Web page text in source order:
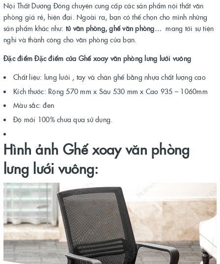
Nội Thất Dương Đông chuyên cung cấp các sản phẩm nội thất văn
phòng giá rẻ, hiện đại. Ngoài ra, bạn có thể chọn cho mình những
sản phẩm khác như: tủ văn phòng, ghế văn phòng… mang tới sự tiện
nghi và thành công cho văn phòng của bạn.
Đặc điểm Đặc điểm của Ghế xoay văn phòng lưng lưới vuông
Chất liệu: lưng lưới , tay và chân ghế bằng nhựa chất lượng cao
Kích thước: Rộng 570 mm x Sâu 530 mm x Cao 935 – 1060mm
Màu sắc: đen
Độ mới 100% chưa qua sử dụng.
Hình ảnh Ghế xoay văn phòng
lưng lưới vuông: